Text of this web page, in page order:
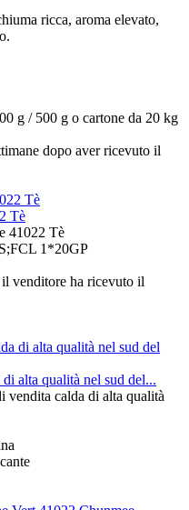
ricca, aroma elevato,
g / 500 g o cartone da 20 kg
dopo aver ricevuto il
Tè
41022 Tè
1*20GP
venditore ha ricevuto il
alta qualità nel sud del...
vendita calda di alta qualità